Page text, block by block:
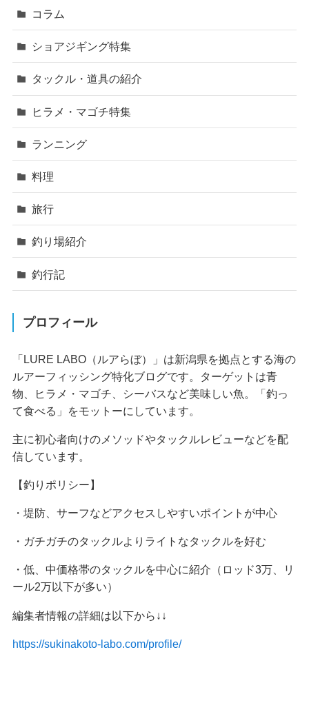
コラム
ショアジギング特集
タックル・道具の紹介
ヒラメ・マゴチ特集
ランニング
料理
旅行
釣り場紹介
釣行記
プロフィール
「LURE LABO（ルアらぼ）」は新潟県を拠点とする海の
ルアーフィッシング特化ブログです。ターゲットは青
物、ヒラメ・マゴチ、シーバスなど美味しい魚。「釣っ
て食べる」をモットーにしています。
主に初心者向けのメソッドやタックルレビューなどを配
信しています。
【釣りポリシー】
・堤防、サーフなどアクセスしやすいポイントが中心
・ガチガチのタックルよりライトなタックルを好む
・低、中価格帯のタックルを中心に紹介（ロッド3万、リ
ール2万以下が多い）
編集者情報の詳細は以下から↓↓
https://sukinakoto-labo.com/profile/